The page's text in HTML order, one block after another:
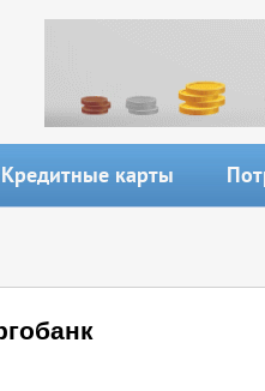
Кредитные карты